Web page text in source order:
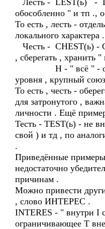
Лесть - LEST(ь) - L
обособленно " и тп .,
То есть , лесть -
локального характера .
Честь - CHEST(ь) -
, сберегать , хранить "
H - " всё " -
уровня , крупный
То есть , честь -
для затронутого ,
личности . Ещё
Тесть - TEST(ь) - не
свой ) и тд , по
.
Приведённые
недостаточно
причинам .
Можно привести
, слово ИНТЕРЕС .
INTERES - " внутри I
ограничивающее T